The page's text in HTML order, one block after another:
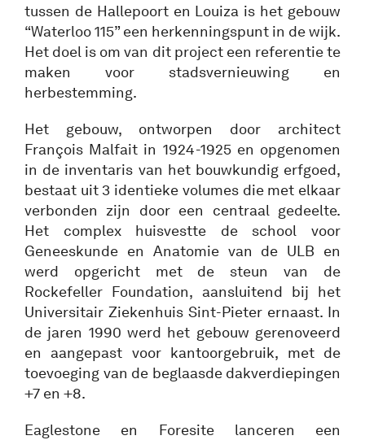
tussen de Hallepoort en Louiza is het gebouw
“Waterloo 115” een herkenningspunt in de wijk.
Het doel is om van dit project een referentie te
maken voor stadsvernieuwing en
herbestemming.
Het gebouw, ontworpen door architect
François Malfait in 1924-1925 en opgenomen
in de inventaris van het bouwkundig erfgoed,
bestaat uit 3 identieke volumes die met elkaar
verbonden zijn door een centraal gedeelte.
Het complex huisvestte de school voor
Geneeskunde en Anatomie van de ULB en
werd opgericht met de steun van de
Rockefeller Foundation, aansluitend bij het
Universitair Ziekenhuis Sint-Pieter ernaast. In
de jaren 1990 werd het gebouw gerenoveerd
en aangepast voor kantoorgebruik, met de
toevoeging van de beglaasde dakverdiepingen
+7 en +8.
Eaglestone en Foresite lanceren een